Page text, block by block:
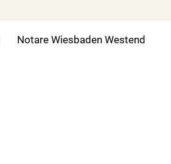
Notare Wiesbaden Westend